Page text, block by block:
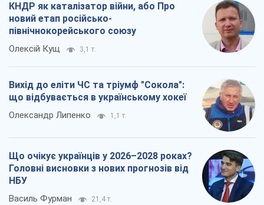
КНДР як каталізатор війни, або Про
новий етап російсько-
північнокорейського союзу
Олексій Кущ 3,1 т.
Вихід до еліти ЧС та тріумф "Сокола":
що відбувається в українському хокеї
Олександр Липенко 1,1 т.
Що очікує українців у 2026–2028 роках?
Головні висновки з нових прогнозів від
НБУ
Василь Фурман 21,4 т.